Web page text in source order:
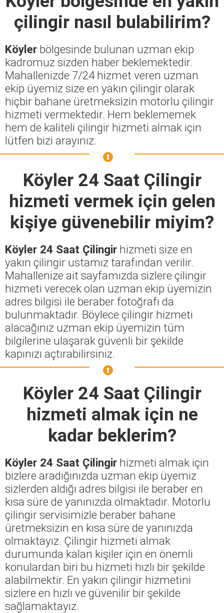
çilingir nasıl bulabilirim?
Köyler bölgesinde bulunan uzman ekip
kadromuz sizden haber beklemektedir.
Mahallenizde 7/24 hizmet veren uzman
ekip üyemiz size en yakın çilingir olarak
hiçbir bahane üretmeksizin motorlu çilingir
hizmeti vermektedir. Hem beklememek
hem de kaliteli çilingir hizmeti almak için
lütfen bizi arayınız.
Köyler 24 Saat Çilingir
hizmeti vermek için gelen
kişiye güvenebilir miyim?
Köyler 24 Saat Çilingir hizmeti size en
yakın çilingir ustamız tarafından verilir.
Mahallenize ait sayfamızda sizlere çilingir
hizmeti verecek olan uzman ekip üyemizin
adres bilgisi ile beraber fotoğrafı da
bulunmaktadır. Böylece çilingir hizmeti
alacağınız uzman ekip üyemizin tüm
bilgilerine ulaşarak güvenli bir şekilde
kapınızı açtırabilirsiniz.
Köyler 24 Saat Çilingir
hizmeti almak için ne
kadar beklerim?
Köyler 24 Saat Çilingir hizmeti almak için
bizlere aradığınızda uzman ekip üyemiz
sizlerden aldığı adres bilgisi ile beraber en
kısa süre de yanınızda olmaktadır. Motorlu
çilingir servisimizle beraber bahane
üretmeksizin en kısa süre de yanınızda
olmaktayız. Çilingir hizmeti almak
durumunda kalan kişiler için en önemli
konulardan biri bu hizmeti hızlı bir şekilde
alabilmektir. En yakın çilingir hizmetini
sizlere en hızlı ve güvenilir bir şekilde
sağlamaktayız.